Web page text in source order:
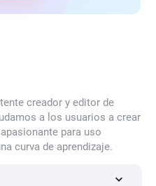
creador y editor de
a los usuarios a crear
para uso
curva de aprendizaje.